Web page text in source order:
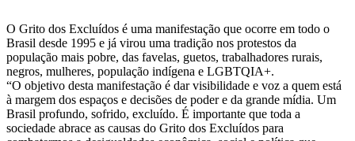
O Grito dos Excluídos é uma manifestação que ocorre em todo o
Brasil desde 1995 e já virou uma tradição nos protestos da
população mais pobre, das favelas, guetos, trabalhadores rurais,
negros, mulheres, população indígena e LGBTQIA+.
“O objetivo desta manifestação é dar visibilidade e voz a quem está
à margem dos espaços e decisões de poder e da grande mídia. Um
Brasil profundo, sofrido, excluído. É importante que toda a
sociedade abrace as causas do Grito dos Excluídos para